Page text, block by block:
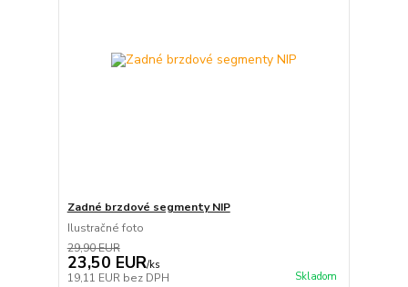
Zadné brzdové segmenty NIP
Ilustračné foto
29,90 EUR
23,50 EUR/ks
19,11 EUR bez DPH Skladom